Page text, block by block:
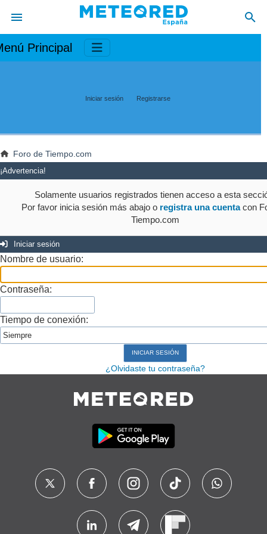
Principal
Iniciar sesión Registrarse
Foro de Tiempo.com
¡Advertencia!
Solamente usuarios registrados tienen acceso a esta
Por favor inicia sesión más abajo o registra una cuentacon
Tiempo.com
Iniciar sesión
Nombre de usuario:
Contraseña:
Tiempo de conexión:
¿Olvidaste tu contraseña?